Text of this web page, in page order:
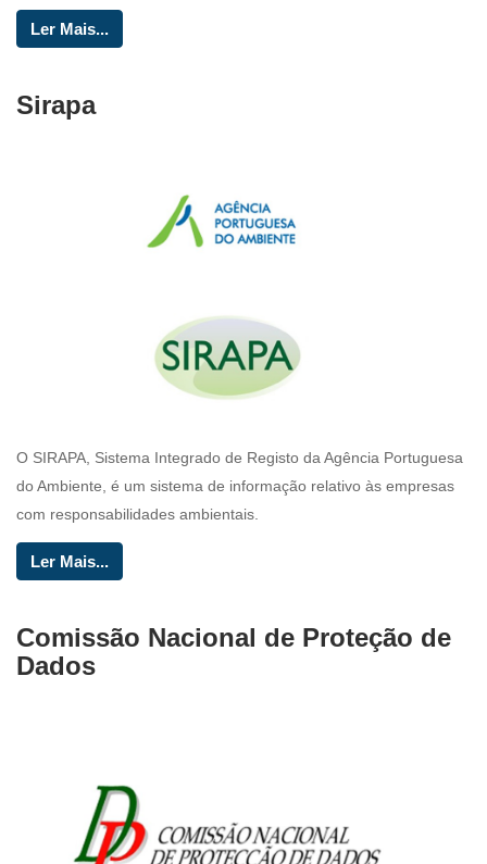
Ler Mais...
Sirapa
O SIRAPA, Sistema Integrado de Registo da Agência Portuguesa
do Ambiente, é um sistema de informação relativo às empresas
com responsabilidades ambientais.
Ler Mais...
Comissão Nacional de Proteção de
Dados